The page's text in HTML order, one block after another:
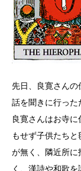
先日、良寛さんの
話を聞きに行った
良寛さんはお寺
もせず子供たち
が無く、隣近所に
く、漢詩や和歌を